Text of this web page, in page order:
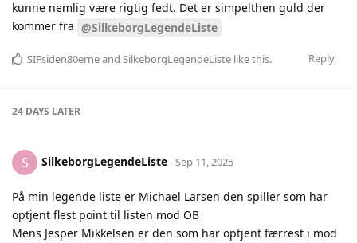
kunne nemlig være rigtig fedt. Det er simpelthen guld der
kommer fra @SilkeborgLegendeListe
Reply
SIFsiden80erneand SilkeborgLegendeListe like this.
24 DAYS LATER
S SilkeborgLegendeListe Sep 11, 2025
På min legende liste er Michael Larsen den spiller som har
optjent flest point til listen mod OB
Mens Jesper Mikkelsen er den som har optjent færrest i mod